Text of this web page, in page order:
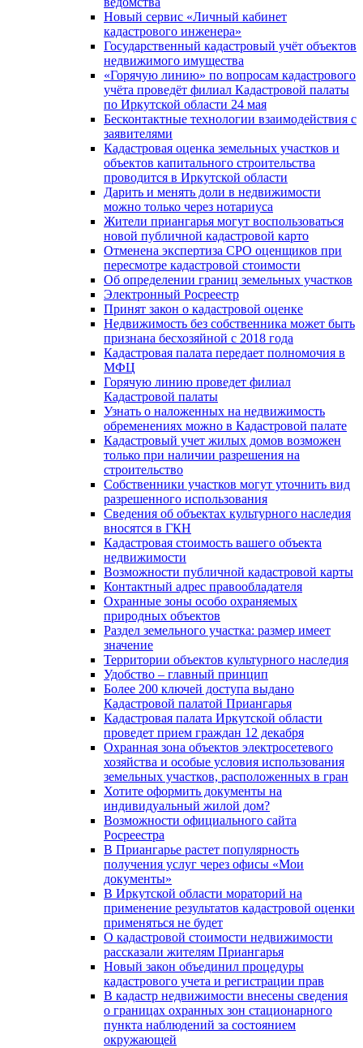
Новый сервис «Личный кабинет
кадастрового инженера»
Государственный кадастровый учёт объектов
недвижимого имущества
«Горячую линию» по вопросам кадастрового
учёта проведёт филиал Кадастровой палаты
по Иркутской области 24 мая
Бесконтактные технологии взаимодействия с
заявителями
Кадастровая оценка земельных участков и
объектов капитального строительства
проводится в Иркутской области
Дарить и менять доли в недвижимости
можно только через нотариуса
Жители приангарья могут воспользоваться
новой публичной кадастровой карто
Отменена экспертиза СРО оценщиков при
пересмотре кадастровой стоимости
Об определении границ земельных участков
Электронный Росреестр
Принят закон о кадастровой оценке
Недвижимость без собственника может быть
признана бесхозяйной с 2018 года
Кадастровая палата передает полномочия в
МФЦ
Горячую линию проведет филиал
Кадастровой палаты
Узнать о наложенных на недвижимость
обременениях можно в Кадастровой палате
Кадастровый учет жилых домов возможен
только при наличии разрешения на
строительство
Собственники участков могут уточнить вид
разрешенного использования
Сведения об объектах культурного наследия
вносятся в ГКН
Кадастровая стоимость вашего объекта
недвижимости
Возможности публичной кадастровой карты
Контактный адрес правообладателя
Охранные зоны особо охраняемых
природных объектов
Раздел земельного участка: размер имеет
значение
Территории объектов культурного наследия
Удобство – главный принцип
Более 200 ключей доступа выдано
Кадастровой палатой Приангарья
Кадастровая палата Иркутской области
проведет прием граждан 12 декабря
Охранная зона объектов электросетевого
хозяйства и особые условия использования
земельных участков, расположенных в гран
Хотите оформить документы на
индивидуальный жилой дом?
Возможности официального сайта
Росреестра
В Приангарье растет популярность
получения услуг через офисы «Мои
документы»
В Иркутской области мораторий на
применение результатов кадастровой оценки
применяться не будет
О кадастровой стоимости недвижимости
рассказали жителям Приангарья
Новый закон объединил процедуры
кадастрового учета и регистрации прав
В кадастр недвижимости внесены сведения
о границах охранных зон стационарного
пункта наблюдений за состоянием
окружающей